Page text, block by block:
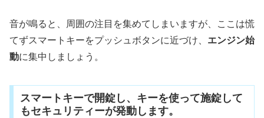
音が鳴ると、周囲の注目を集めてしまいますが、ここは慌
てずスマートキーをプッシュボタンに近づけ、 エンジン始
動に集中しましょう。
スマートキーで開錠し、キーを使って施錠して
もセキュリティーが発動します。